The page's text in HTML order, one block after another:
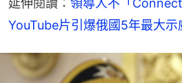
延伸閱讀： 領導人不「
YouTube片引爆俄國5年最大示